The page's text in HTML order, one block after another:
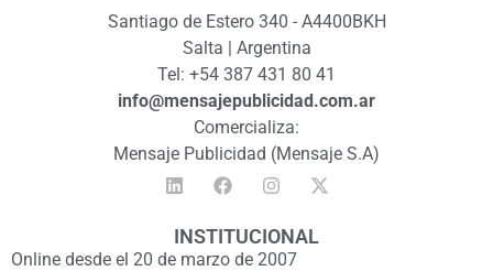
Santiago de Estero 340 - A4400BKH
Salta | Argentina
Tel: +54 387 431 80 41
info@mensajepublicidad.com.ar
Comercializa:
Mensaje Publicidad (Mensaje S.A)
INSTITUCIONAL
Online desde el 20 de marzo de 2007